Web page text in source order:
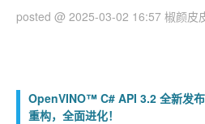
posted @ 2025-03-02 16:57 椒颜皮
OpenVINO™ C# API 3.2 全新发
重构，全面进化！